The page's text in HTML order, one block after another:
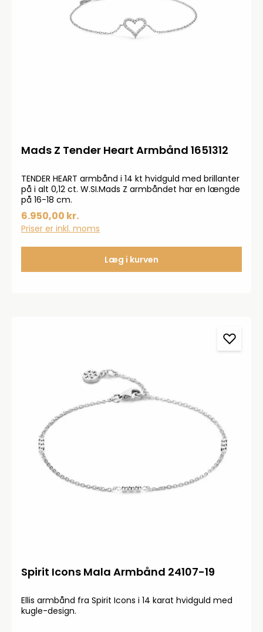
Mads Z Tender Heart Armbånd 1651312
TENDER HEART armbånd i 14 kt hvidguld med brillanter
på i alt 0,12 ct. W.SI.Mads Z armbåndet har en længde
på 16-18 cm.
6.950,00 kr.
Priser er inkl. moms
Læg i kurven
Spirit Icons Mala Armbånd 24107-19
Ellis armbånd fra Spirit Icons i 14 karat hvidguld med
kugle-design.